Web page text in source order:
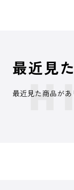
最近見
最近見た商品があ